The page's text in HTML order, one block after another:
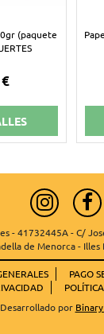
(paquete
- 41732445A - C/
de Menorca - Illes
PAGO
Desarrollado por